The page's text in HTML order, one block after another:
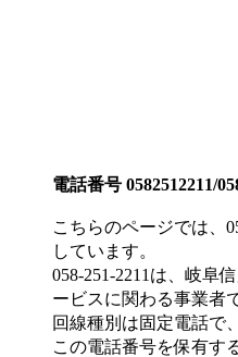
電話番号 0582512211/
こちらのページでは、
しています。
058-251-2211 は、 岐阜
ービスに関わる事業者
回線種別は固定電話で
この電話番号を保有す